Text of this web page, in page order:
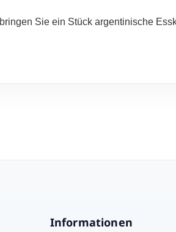
bringen Sie ein Stück argentinische
Informationen